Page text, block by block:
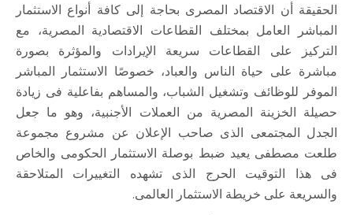
الحقيقة أن الاقتصاد المصرى بحاجة إلى كافة أنواع الاستثمار
المباشر العامل بمختلف القطاعات الاقتصادية المصرية، مع
التركيز على القطاعات سريعة الإيرادات والمؤثرة بصورة
مباشرة على حياة الناس والعباد، خصوصًا الاستثمار المباشر
الموفر للوظائف وتشغيل الشباب، والمساهم بفاعلية فى زيادة
حصيلة الخزينة المصرية من العملات الأجنبية، وهو ما جعل
الجدل المجتمعى الذى صاحب الإعلان عن مشروع مجموعة
طلعت مصطفى يعيد ضبط بوصلة الاستثمار الحكومى والخاص
فى هذا التوقيت الحرج الذى تشهده التغييرات المتلاحقة
والسريعة على خريطة الاستثمار العالمى.